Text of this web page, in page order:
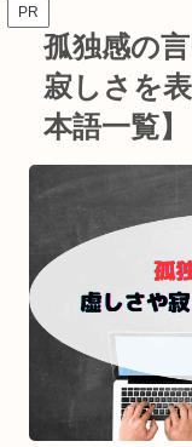
PR
孤独感の
寂しさを
本語一覧】